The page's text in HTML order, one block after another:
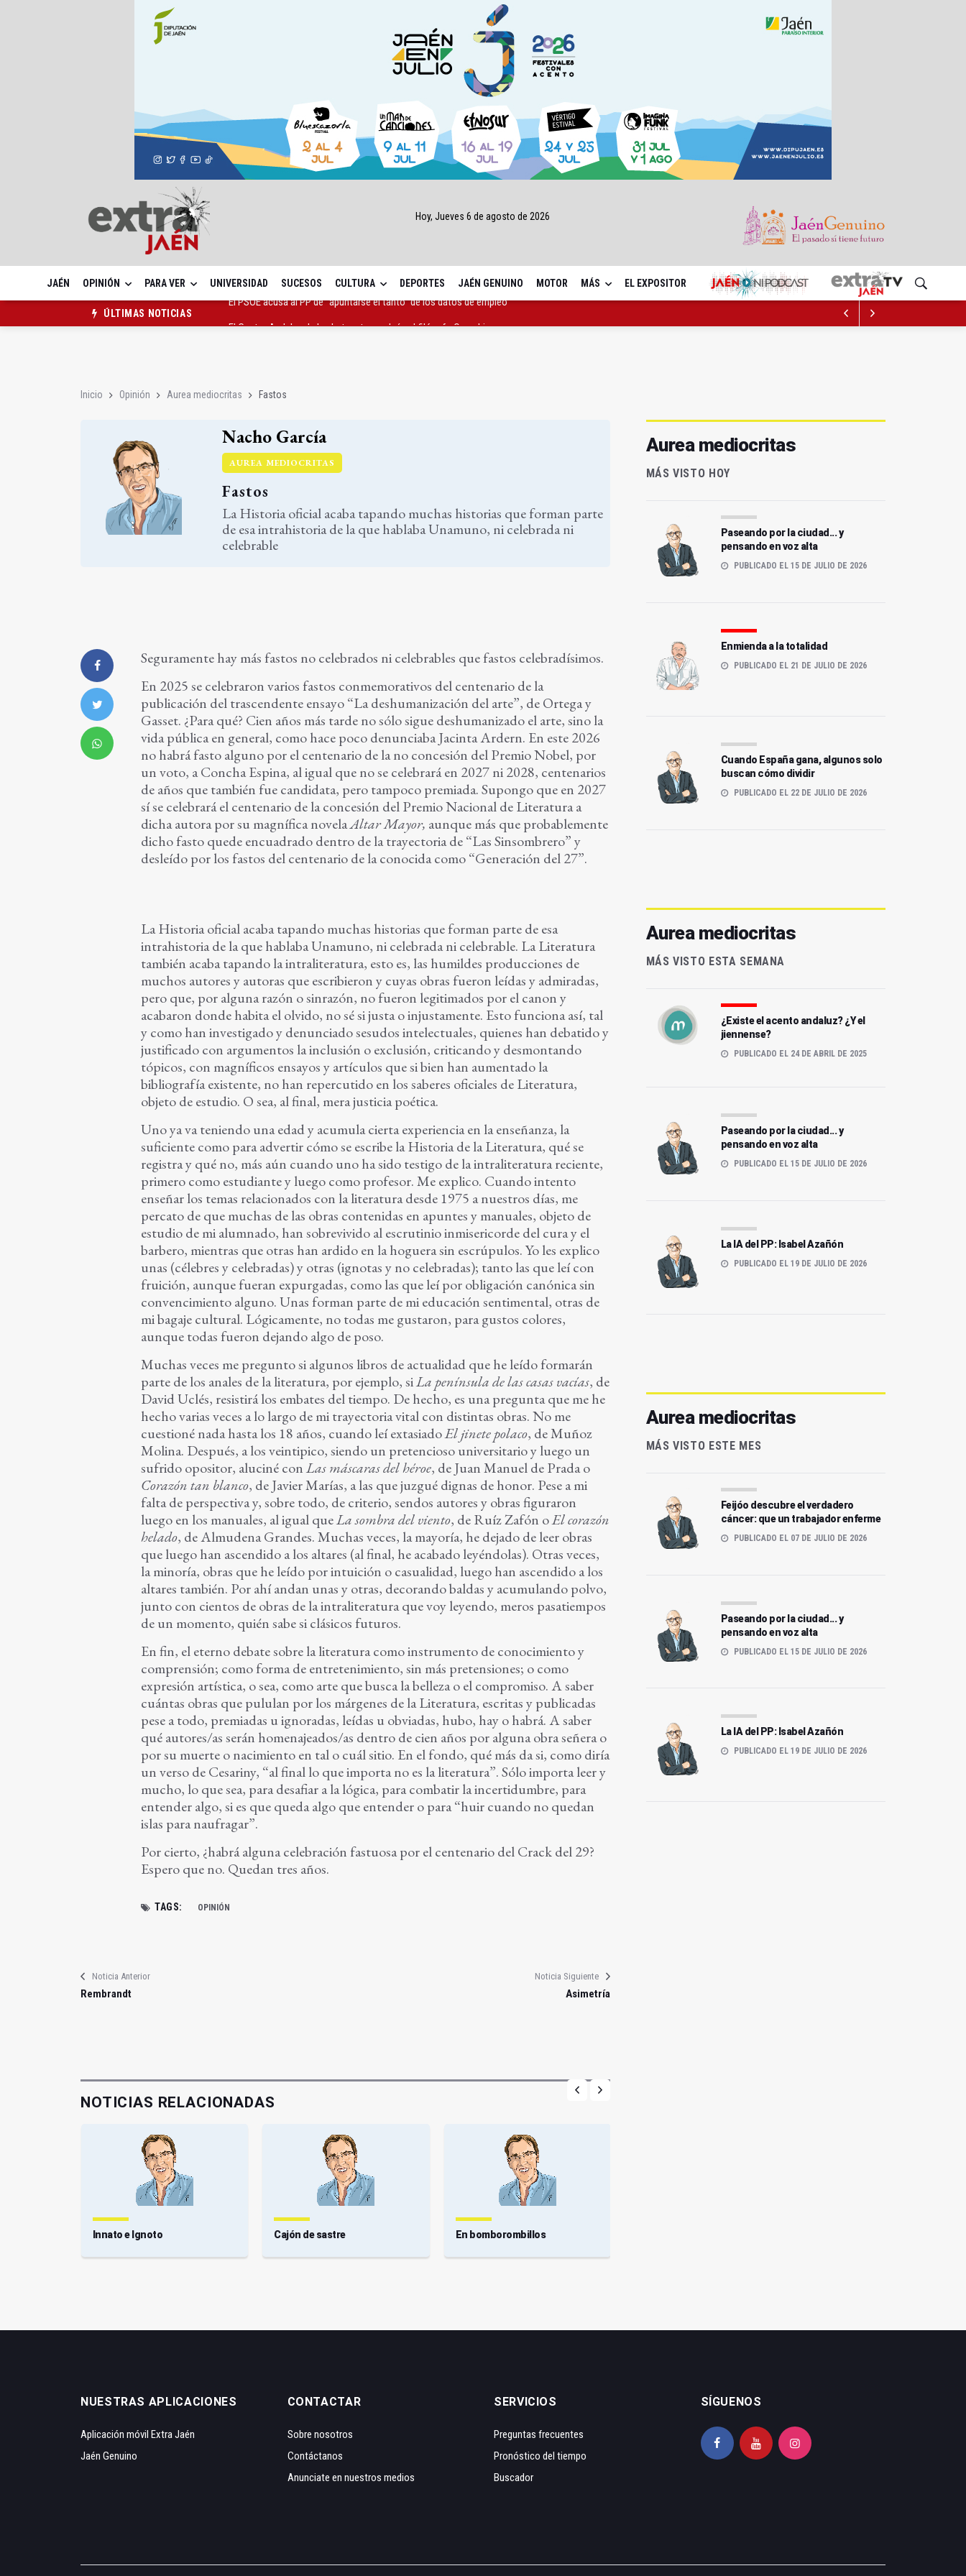
Hoy, Jueves 6 de agosto de 2026
JAÉN OPINIÓN PARA VER UNIVERSIDAD SUCESOS CULTURA DEPORTES JAÉN GENUINO MOTOR MÁS EL EXPOSITOR
ÚLTIMAS NOTICIAS
Inicio Opinión Aurea mediocritas Fastos
Nacho García
AUREA MEDIOCRITAS
Fastos
La Historia oficial acaba tapando muchas historias que forman parte
de esa intrahistoria de la que hablaba Unamuno, ni celebrada ni
celebrable
Seguramente hay más fastos no celebrados ni celebrables que fastos celebradísimos.
En 2025 se celebraron varios fastos conmemorativos del centenario de la
publicación del trascendente ensayo “La deshumanización del arte”, de Ortega y
Gasset. ¿Para qué? Cien años más tarde no sólo sigue deshumanizado el arte, sino la
vida pública en general, como hace poco denunciaba Jacinta Ardern. En este 2026
no habrá fasto alguno por el centenario de la no concesión del Premio Nobel, por
un voto, a Concha Espina, al igual que no se celebrará en 2027 ni 2028, centenarios
de años que también fue candidata, pero tampoco premiada. Supongo que en 2027
sí se celebrará el centenario de la concesión del Premio Nacional de Literatura a
dicha autora por su magnífica novelaAltar Mayor, aunque más que probablemente
dicho fasto quede encuadrado dentro de la trayectoria de “Las Sinsombrero” y
desleído por los fastos del centenario de la conocida como “Generación del 27”.
La Historia oficial acaba tapando muchas historias que forman parte de esa
intrahistoria de la que hablaba Unamuno, ni celebrada ni celebrable. La Literatura
también acaba tapando la intraliteratura, esto es, las humildes producciones de
muchos autores y autoras que escribieron y cuyas obras fueron leídas y admiradas,
pero que, por alguna razón o sinrazón, no fueron legitimados por el canon y
acabaron donde habita el olvido, no sé si justa o injustamente. Esto funciona así, tal
y como han investigado y denunciado sesudos intelectuales, quienes han debatido y
justificado con argumentos la inclusión o exclusión, criticando y desmontando
tópicos, con magníficos ensayos y artículos que si bien han aumentado la
bibliografía existente, no han repercutido en los saberes oficiales de Literatura,
objeto de estudio. O sea, al final, mera justicia poética.
Uno ya va teniendo una edad y acumula cierta experiencia en la enseñanza, la
suficiente como para advertir cómo se escribe la Historia de la Literatura, qué se
registra y qué no, más aún cuando uno ha sido testigo de la intraliteratura reciente,
primero como estudiante y luego como profesor. Me explico. Cuando intento
enseñar los temas relacionados con la literatura desde 1975 a nuestros días, me
percato de que muchas de las obras contenidas en apuntes y manuales, objeto de
estudio de mi alumnado, han sobrevivido al escrutinio inmisericorde del cura y el
barbero, mientras que otras han ardido en la hoguera sin escrúpulos. Yo les explico
unas (célebres y celebradas) y otras (ignotas y no celebradas); tanto las que leí con
fruición, aunque fueran expurgadas, como las que leí por obligación canónica sin
convencimiento alguno. Unas forman parte de mi educación sentimental, otras de
mi bagaje cultural. Lógicamente, no todas me gustaron, para gustos colores,
aunque todas fueron dejando algo de poso.
Muchas veces me pregunto si algunos libros de actualidad que he leído formarán
parte de los anales de la literatura, por ejemplo, siLa península de las casas vacías, de
David Uclés, resistirá los embates del tiempo. De hecho, es una pregunta que me he
hecho varias veces a lo largo de mi trayectoria vital con distintas obras. No me
cuestioné nada hasta los 18 años, cuando leí extasiadoEl jinete polaco, de Muñoz
Molina. Después, a los veintipico, siendo un pretencioso universitario y luego un
sufrido opositor, aluciné conLas máscaras del héroe, de Juan Manuel de Prada o
Corazón tan blanco, de Javier Marías, a las que juzgué dignas de honor. Pese a mi
falta de perspectiva y, sobre todo, de criterio, sendos autores y obras figuraron
luego en los manuales, al igual queLa sombra del viento, de Ruíz Zafón oEl corazón
helado, de Almudena Grandes. Muchas veces, la mayoría, he dejado de leer obras
que luego han ascendido a los altares (al final, he acabado leyéndolas). Otras veces,
la minoría, obras que he leído por intuición o casualidad, luego han ascendido a los
altares también. Por ahí andan unas y otras, decorando baldas y acumulando polvo,
junto con cientos de obras de la intraliteratura que voy leyendo, meros pasatiempos
de un momento, quién sabe si clásicos futuros.
En fin, el eterno debate sobre la literatura como instrumento de conocimiento y
comprensión; como forma de entretenimiento, sin más pretensiones; o como
expresión artística, o sea, como arte que busca la belleza o el compromiso. A saber
cuántas obras que pululan por los márgenes de la Literatura, escritas y publicadas
pese a todo, premiadas u ignoradas, leídas u obviadas, hubo, hay o habrá. A saber
qué autores/as serán homenajeados/as dentro de cien años por alguna obra señera o
por su muerte o nacimiento en tal o cuál sitio. En el fondo, qué más da si, como diría
un verso de Cesariny, “al final lo que importa no es la literatura”. Sólo importa leer y
mucho, lo que sea, para desafiar a la lógica, para combatir la incertidumbre, para
entender algo, si es que queda algo que entender o para “huir cuando no quedan
islas para naufragar”.
Por cierto, ¿habrá alguna celebración fastuosa por el centenario del Crack del 29?
Espero que no. Quedan tres años.
TAGS: OPINIÓN
Noticia Anterior
Rembrandt
Noticia Siguiente
Asimetría
NOTICIAS RELACIONADAS
Innato e Ignoto Cajón de sastre En bomborombillos
Aurea mediocritas
MÁS VISTO HOY
Paseando por la ciudad... y
pensando en voz alta
PUBLICADO EL 15 DE JULIO DE 2026
Enmienda a la totalidad
PUBLICADO EL 21 DE JULIO DE 2026
Cuando España gana, algunos solo
buscan cómo dividir
PUBLICADO EL 22 DE JULIO DE 2026
Aurea mediocritas
MÁS VISTO ESTA SEMANA
¿Existe el acento andaluz? ¿Y el
jiennense?
PUBLICADO EL 24 DE ABRIL DE 2025
Paseando por la ciudad... y
pensando en voz alta
PUBLICADO EL 15 DE JULIO DE 2026
La IA del PP: Isabel Azañón
PUBLICADO EL 19 DE JULIO DE 2026
Aurea mediocritas
MÁS VISTO ESTE MES
Feijóo descubre el verdadero
cáncer: que un trabajador enferme
PUBLICADO EL 07 DE JULIO DE 2026
Paseando por la ciudad... y
pensando en voz alta
PUBLICADO EL 15 DE JULIO DE 2026
La IA del PP: Isabel Azañón
PUBLICADO EL 19 DE JULIO DE 2026
NUESTRAS APLICACIONES
Aplicación móvil Extra Jaén
Jaén Genuino
CONTACTAR
Sobre nosotros
Contáctanos
Anunciate en nuestros medios
SERVICIOS
Preguntas frecuentes
Pronóstico del tiempo
Buscador
SÍGUENOS